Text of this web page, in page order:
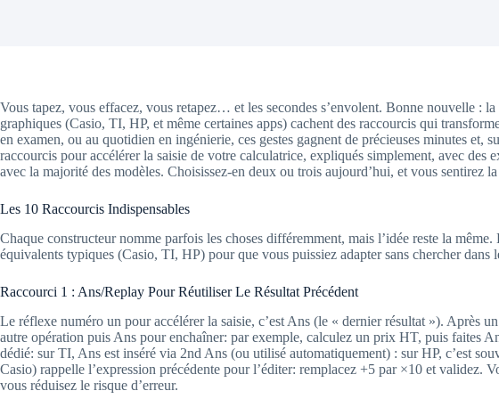
Vous tapez, vous effacez, vous retapez… et les secondes s’envolent. Bonne nouvelle :
graphiques (Casio, TI, HP, et même certaines apps) cachent des raccourcis qui
en examen, ou au quotidien en ingénierie, ces gestes gagnent de précieuses minutes et,
raccourcis pour accélérer la saisie de votre calculatrice, expliqués simplement, avec des
avec la majorité des modèles. Choisissez-en deux ou trois aujourd’hui, et vous sentirez
Les 10 Raccourcis Indispensables
Chaque constructeur nomme parfois les choses différemment, mais l’idée reste la
équivalents typiques (Casio, TI, HP) pour que vous puissiez adapter sans chercher dans
Raccourci 1 : Ans/Replay Pour Réutiliser Le Résultat Précédent
Le réflexe numéro un pour accélérer la saisie, c’est Ans (le « dernier résultat »). Après
autre opération puis Ans pour enchaîner: par exemple, calculez un prix HT, puis faites
dédié: sur TI, Ans est inséré via 2nd Ans (ou utilisé automatiquement) : sur HP, c’est
Casio) rappelle l’expression précédente pour l’éditer: remplacez +5 par ×10 et validez.
vous réduisez le risque d’erreur.